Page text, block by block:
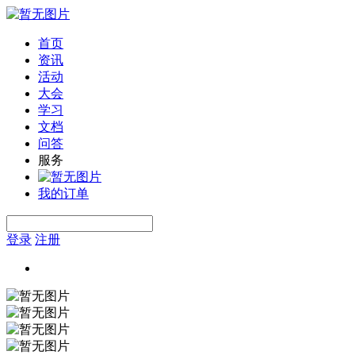
首页
资讯
活动
大会
学习
文档
问答
服务
我的订单
登录 注册